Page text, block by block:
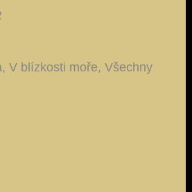
V blízkosti moře, Všechny